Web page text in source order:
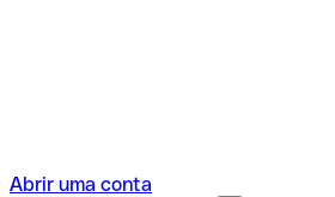
Abrir uma conta